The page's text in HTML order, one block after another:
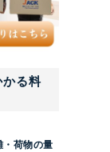
かる料
・荷物の量